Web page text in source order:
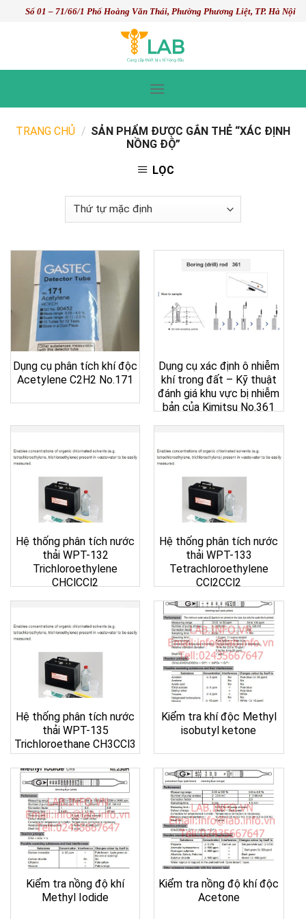
Số 01 – 71/66/1 Phố Hoàng Văn Thái, Phường Phương Liệt, TP. Hà Nội
TRANG CHỦ / SẢN PHẨM ĐƯỢC GẮN THẺ “XÁC ĐỊNH
NỒNG ĐỘ”
LỌC
Dụng cụ phân tích khí độc
Acetylene C2H2 No.171
Dụng cụ xác định ô nhiễm
khí trong đất – Kỹ thuật
đánh giá khu vực bị nhiễm
bản của Kimitsu No.361
Hệ thống phân tích nước
thải WPT-132
Trichloroethylene
CHClCCl2
Hệ thống phân tích nước
thải WPT-133
Tetrachloroethylene
CCl2CCl2
Hệ thống phân tích nước
thải WPT-135
Trichloroethane CH3CCl3
Kiểm tra khí độc Methyl
isobutyl ketone
Kiểm tra nồng độ khí
Methyl Iodide
Kiểm tra nồng độ khí độc
Acetone